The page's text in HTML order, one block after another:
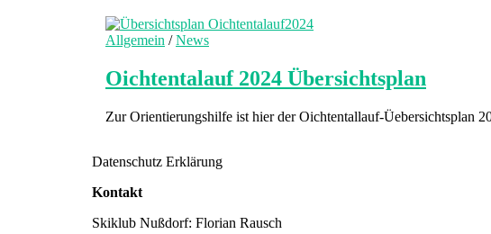
Allgemein /News
Oichtentalauf 2024 Übersichtsplan
Zur Orientierungshilfe ist hier der Oichtentallauf-Üebersichtsplan
Datenschutz Erklärung
Kontakt
Skiklub Nußdorf: Florian Rausch